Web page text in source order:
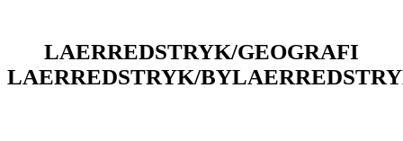
LAERREDSTRYK/GEOGRAFI
LAERREDSTRYK/